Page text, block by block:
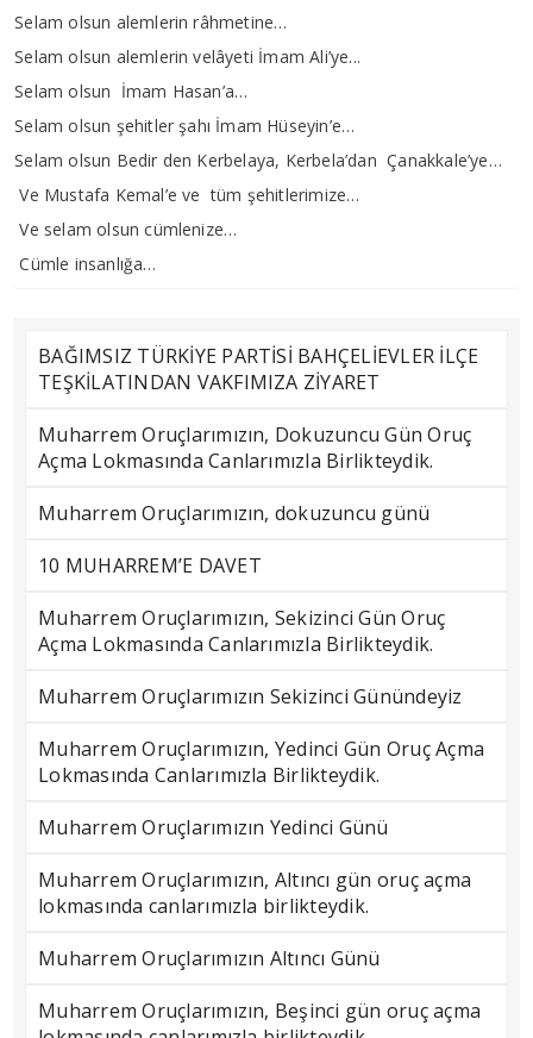
Selam olsun alemlerin râhmetine…
Selam olsun alemlerin velâyeti İmam Ali’ye...
Selam olsun İmam Hasan’a…
Selam olsun şehitler şahı İmam Hüseyin’e…
Selam olsun Bedir den Kerbelaya, Kerbela’dan Çanakkale’ye…
Ve Mustafa Kemal’e ve tüm şehitlerimize…
Ve selam olsun cümlenize…
Cümle insanlığa…
BAĞIMSIZ TÜRKİYE PARTİSİ BAHÇELİEVLER İLÇE
TEŞKİLATINDAN VAKFIMIZA ZİYARET
Muharrem Oruçlarımızın, Dokuzuncu Gün Oruç
Açma Lokmasında Canlarımızla Birlikteydik.
Muharrem Oruçlarımızın, dokuzuncu günü
10 MUHARREM’E DAVET
Muharrem Oruçlarımızın, Sekizinci Gün Oruç
Açma Lokmasında Canlarımızla Birlikteydik.
Muharrem Oruçlarımızın Sekizinci Günündeyiz
Muharrem Oruçlarımızın, Yedinci Gün Oruç Açma
Lokmasında Canlarımızla Birlikteydik.
Muharrem Oruçlarımızın Yedinci Günü
Muharrem Oruçlarımızın, Altıncı gün oruç açma
lokmasında canlarımızla birlikteydik.
Muharrem Oruçlarımızın Altıncı Günü
Muharrem Oruçlarımızın, Beşinci gün oruç açma